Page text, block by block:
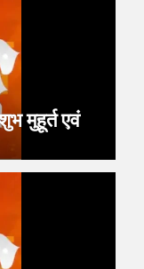
मुहूर्त एवं